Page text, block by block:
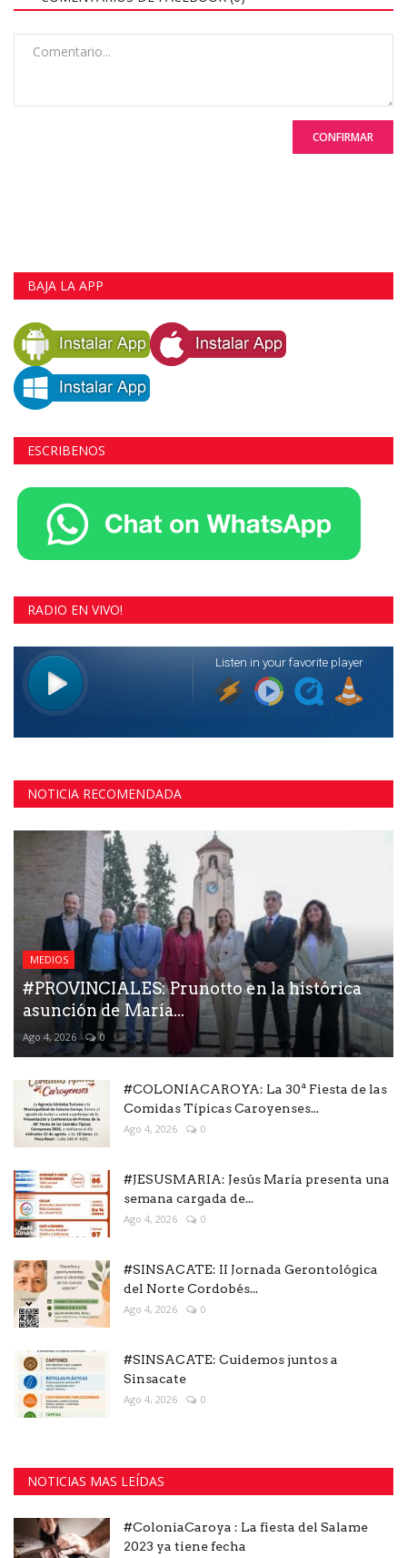
CONFIRMAR
BAJA LA APP
ESCRIBENOS
RADIO EN VIVO!
NOTICIA RECOMENDADA
MEDIOS
#PROVINCIALES: Prunotto en la histórica
asunción de María...
Ago 4, 2026 0
#COLONIACAROYA: La 30ª Fiesta de las
Comidas Típicas Caroyenses...
Ago 4, 2026 0
#JESUSMARIA: Jesús María presenta una
semana cargada de...
Ago 4, 2026 0
#SINSACATE: II Jornada Gerontológica
del Norte Cordobés...
Ago 4, 2026 0
#SINSACATE: Cuidemos juntos a
Sinsacate
Ago 4, 2026 0
NOTICIAS MAS LEÍDAS
#ColoniaCaroya : La fiesta del Salame
2023 ya tiene fecha